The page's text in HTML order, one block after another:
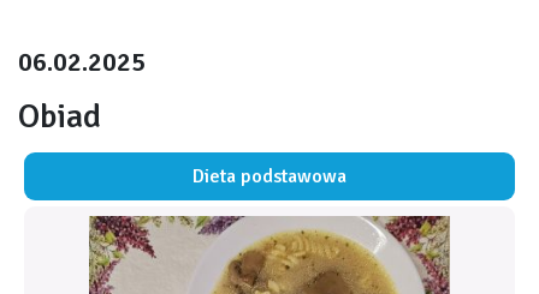
06.02.2025
Obiad
Dieta podstawowa